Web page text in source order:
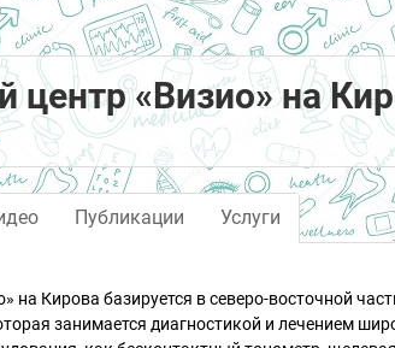
центр «Визио» на
Публикации Услуги
на Кирова базируется в северо-восточной
занимается диагностикой и лечением